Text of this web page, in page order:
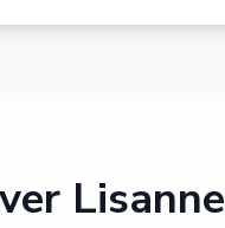
Lisanne